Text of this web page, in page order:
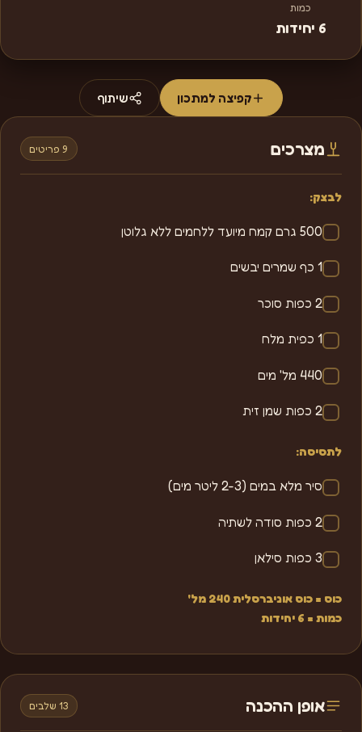
כמות
6 יחידות
קפיצה למתכון שיתוף
מצרכים 9 פריטים
לבצק:
500 גרם קמח מיועד ללחמים ללא גלוטן
1 כף שמרים יבשים
2 כפות סוכר
1 כפית מלח
440 מל' מים
2 כפות שמן זית
לתסיסה:
סיר מלא במים (2-3 ליטר מים)
2 כפות סודה לשתיה
3 כפות סילאן
כוס = כוס אוניברסלית 240 מל'
כמות = 6 יחידות
אופן ההכנה 13 שלבים